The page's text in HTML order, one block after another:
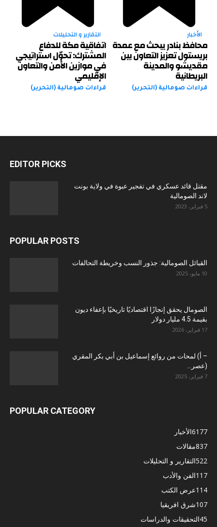
الأخبار
محافظ بنادر يبحث مع عمدة
بريستول تعزيز التعاون بين
مقديشو والمدينة
البريطانية
قراءات صومالية (التحرير)
التقارير و التحليلات
اتفاقية مكة للدفاع
المشترك: تحوّل استراتيجي
في موازين الأمن والتعاون
الإقليمي
قراءات صومالية (التحرير)
EDITOR PICKS
مقتل قائد عسكري في تفجير عبوة في ولاية بونت
لاند الصومالية
5 فبراير، 2023
POPULAR POSTS
القبائل الصومالية: جذور النسب وخريطة التحالفات
10 مايو، 2025
الصومال يحقق إنجازًا اقتصاديًا تاريخيًا بإعفاء ديون
بقيمة 4.5 مليار دولار
17 فبراير، 2026
– أ) لمحات من روائع إسماعيل بن أبي بكر المقري
(عصر...
7 فبراير، 2025
POPULAR CATEGORY
الأخبار6177
مقالات837
التقارير و التحليلات522
الفن والأدب117
عرض الكتب114
شرق افريقيا107
التحقيقات والدراسات45